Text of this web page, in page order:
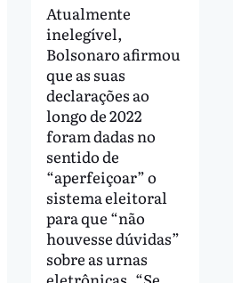
Atualmente
inelegível,
Bolsonaro afirmou
que as suas
declarações ao
longo de 2022
foram dadas no
sentido de
“aperfeiçoar” o
sistema eleitoral
para que “não
houvesse dúvidas”
sobre as urnas